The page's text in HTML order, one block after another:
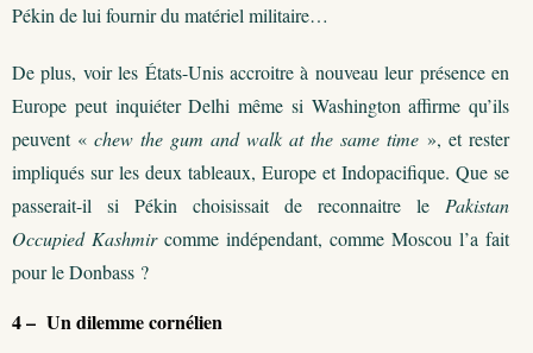
Pékin de lui fournir du matériel militaire…
De plus, voir les États-Unis accroitre à nouveau leur présence en
Europe peut inquiéter Delhi même si Washington affirme qu’ils
peuvent « chew the gum and walk at the same time », et rester
impliqués sur les deux tableaux, Europe et Indopacifique. Que se
passerait-il si Pékin choisissait de reconnaitre le Pakistan
Occupied Kashmircomme indépendant, comme Moscou l’a fait
pour le Donbass ?
4 – Un dilemme cornélien